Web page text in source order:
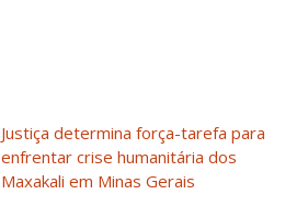
Justiça determina força-tarefa para
enfrentar crise humanitária dos
Maxakali em Minas Gerais